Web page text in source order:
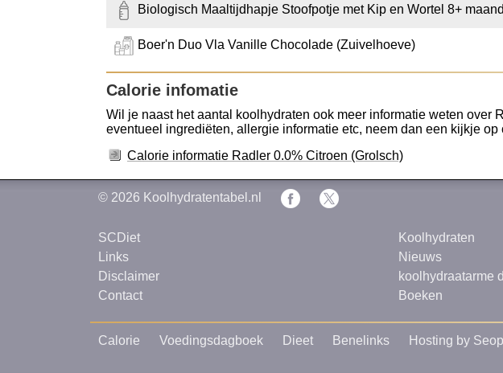
Biologisch Maaltijdhapje Stoofpotje met Kip en Wortel 8+
Boer'n Duo Vla Vanille Chocolade (Zuivelhoeve)
Calorie infomatie
Wil je naast het aantal koolhydraten ook meer informatie weten over
eventueel ingrediëten, allergie informatie etc, neem dan een kijkje op
Calorie informatie Radler 0.0% Citroen (Grolsch)
© 2026 Koolhydratentabel.nl
SCDiet
Links
Disclaimer
Contact
Koolhydraten
Nieuws
koolhydraatarme
Boeken
Calorie Voedingsdagboek Dieet Benelinks Hosting by